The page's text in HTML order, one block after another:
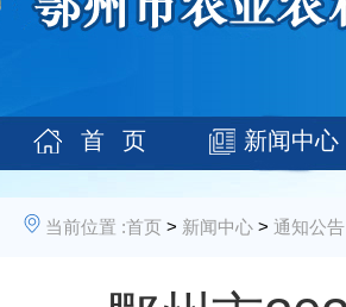
首 页 新闻中心
当前位置 :首页 > 新闻中心 > 通知公告